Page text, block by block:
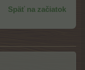
Späť na začiatok